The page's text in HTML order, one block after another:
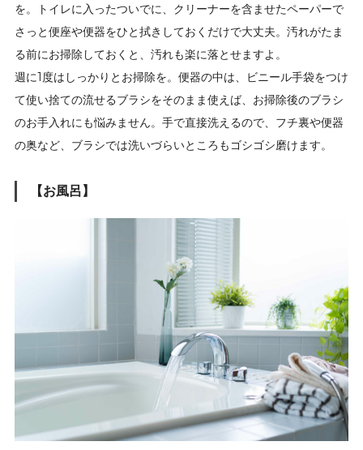
を。トイレに入ったついでに、クリーナーを含ませたペーパーで
さっと便座や便器をひと拭きしておくだけで大丈夫。汚れがたま
る前にお掃除しておくと、汚れも楽に落とせますよ。
週に1度はしっかりとお掃除を。便器の中は、ビニール手袋をつけ
て使い捨ての流せるブラシをそのまま使えば、お掃除後のブラシ
のお手入れにも悩みません。手で直接洗えるので、フチ裏や便器
の奥など、ブラシでは洗いづらいところもゴシゴシ磨けます。
【お風呂】